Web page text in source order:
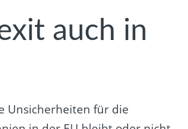
auch in
Unsicherheiten für die